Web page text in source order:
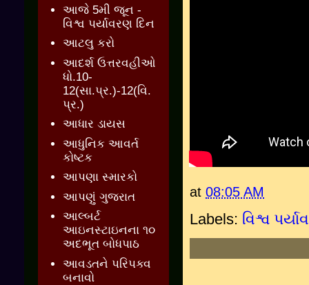
at 08:05 AM
Labels: વિશ્વ
આજે 5મી જૂન -
વિશ્વ પર્યાવરણ દિન
આટલુ કરો
આદર્શ ઉત્તરવહીઓ
ધો.10-
12(સા.પ્ર.)-12(વિ.
પ્ર.)
આધાર ડાયસ
આધુનિક આવર્ત
કોષ્ટક
આપણા સ્મારકો
આપણું ગુજરાત
આલ્બર્ટ
આઇનસ્ટાઇનના ૧૦
અદભૂત બોધપાઠ
આવડતને પરિપક્વ
બનાવો